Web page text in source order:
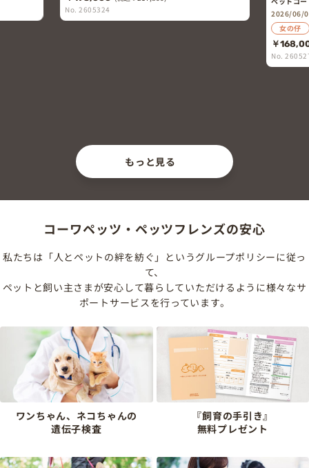
No. 2605324
2026/06/
女の仔
￥
No.
もっと見る
コーワペッツ・ペッツフレンズの安心
私たちは「人とペットの絆を紡ぐ」というグループポリシーに従っ
て、
ペットと飼い主さまが安心して暮らしていただけるように様々なサ
ポートサービスを行っています。
ワンちゃん、ネコちゃんの
遺伝子検査
『飼育の手引き』
無料プレゼント